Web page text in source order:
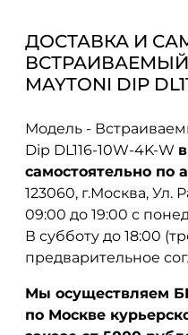
ДОСТАВКА И
MAYTONI DIP
Модель -
Dip DL116-10W-4K-W
самостоятельно по
123060, г.Москва, Ул.
09:00 до 19:00 с
В субботу до 18:00
предварительное
Мы осуществляем
по Москве